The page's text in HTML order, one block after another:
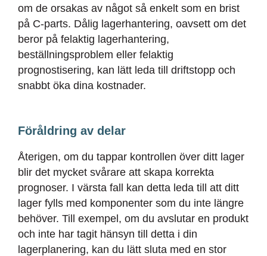
om de orsakas av något så enkelt som en brist
på C-parts. Dålig lagerhantering, oavsett om det
beror på felaktig lagerhantering,
beställningsproblem eller felaktig
prognostisering, kan lätt leda till driftstopp och
snabbt öka dina kostnader.
Föråldring av delar
Återigen, om du tappar kontrollen över ditt lager
blir det mycket svårare att skapa korrekta
prognoser. I värsta fall kan detta leda till att ditt
lager fylls med komponenter som du inte längre
behöver. Till exempel, om du avslutar en produkt
och inte har tagit hänsyn till detta i din
lagerplanering, kan du lätt sluta med en stor